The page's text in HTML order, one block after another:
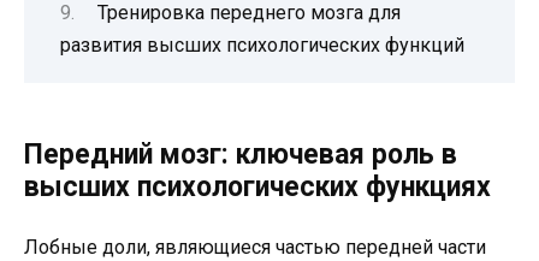
Тренировка переднего мозга для
развития высших психологических функций
Передний мозг: ключевая роль в
высших психологических функциях
Лобные доли, являющиеся частью передней части